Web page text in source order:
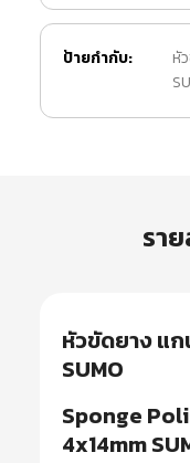
ป้ายกำกับ:
หั
รา
หัวขัดยาง แก
SUMO
Sponge
4x14mm